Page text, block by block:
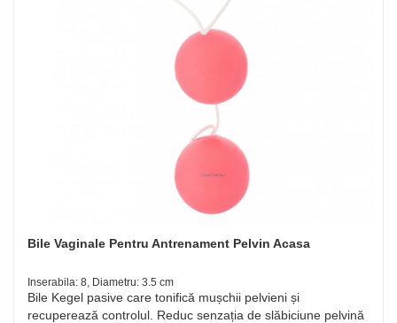
Bile Vaginale Pentru Antrenament Pelvin Acasa
Inserabila: 8, Diametru: 3.5 cm
Bile Kegel pasive care tonifică mușchii pelvieni și
recuperează controlul. Reduc senzația de slăbiciune pelvină